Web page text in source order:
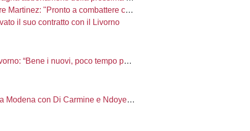
"Pronto a combattere con i miei compagni"
il suo contratto con il Livorno
i nuovi, poco tempo per completare la rosa”
con Di Carmine e Ndoye, 2 a 1